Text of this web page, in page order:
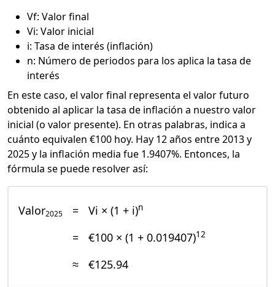
Vf: Valor final
Vi: Valor inicial
i: Tasa de interés (inflación)
n: Número de periodos para los aplica la tasa de
interés
En este caso, el valor final representa el valor futuro
obtenido al aplicar la tasa de inflación a nuestro valor
inicial (o valor presente). En otras palabras, indica a
cuánto equivalen €100 hoy. Hay 12 años entre 2013 y
2025 y la inflación media fue 1.9407%. Entonces, la
fórmula se puede resolver así:
Valor2025 = Vi × (1 + i)n
= €100 × (1 + 0.019407)12
≈ €125.94